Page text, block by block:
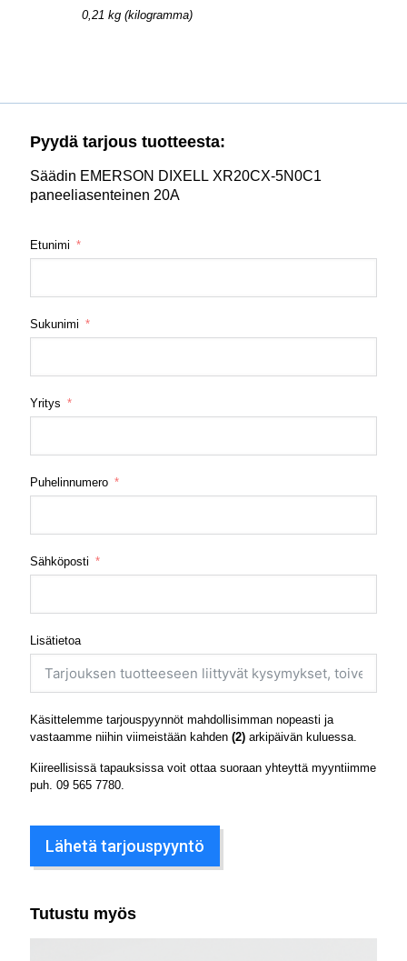
0,21 kg (kilogramma)
Pyydä tarjous tuotteesta:
Säädin EMERSON DIXELL XR20CX-5N0C1
paneeliasenteinen 20A
Etunimi
Sukunimi
Yritys
Puhelinnumero
Sähköposti
Lisätietoa
Käsittelemme tarjouspyynnöt mahdollisimman nopeasti ja
vastaamme niihin viimeistään kahden (2) arkipäivän kuluessa.
Kiireellisissä tapauksissa voit ottaa suoraan yhteyttä myyntiimme
puh. 09 565 7780
Lähetä tarjouspyyntö
Tutustu myös